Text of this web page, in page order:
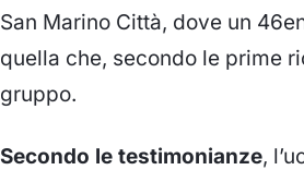
San Marino Città, dove un
quella che, secondo le prime
gruppo.
Secondo le testimonianze,